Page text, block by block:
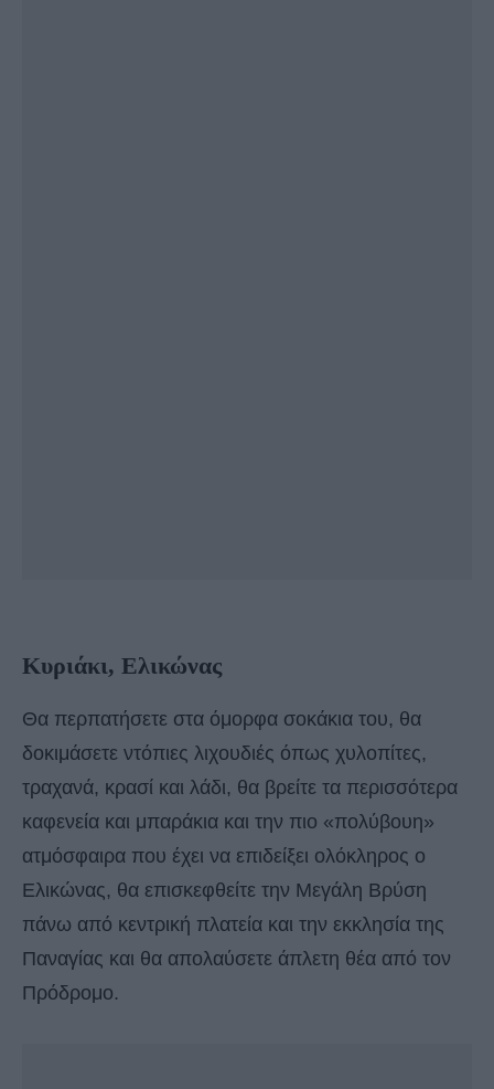
Κυριάκι, Ελικώνας
Θα περπατήσετε στα όμορφα σοκάκια του, θα
δοκιμάσετε ντόπιες λιχουδιές όπως χυλοπίτες,
τραχανά, κρασί και λάδι, θα βρείτε τα περισσότερα
καφενεία και μπαράκια και την πιο «πολύβουη»
ατμόσφαιρα που έχει να επιδείξει ολόκληρος ο
Ελικώνας, θα επισκεφθείτε την Μεγάλη Βρύση
πάνω από κεντρική πλατεία και την εκκλησία της
Παναγίας και θα απολαύσετε άπλετη θέα από τον
Πρόδρομο.